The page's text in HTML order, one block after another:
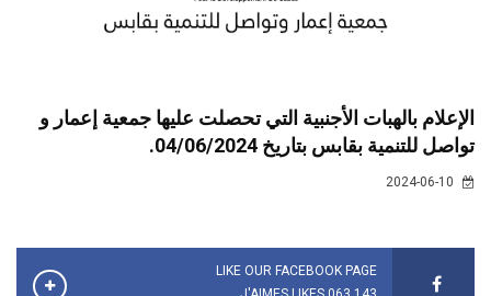
الإعلام بالهبات الأجنبية التي تحصلت عليها جمعية إعمار و
تواصل للتنمية بقابس بتاريخ 04/06/2024.
LIKE OUR FACEBOOK PAGE